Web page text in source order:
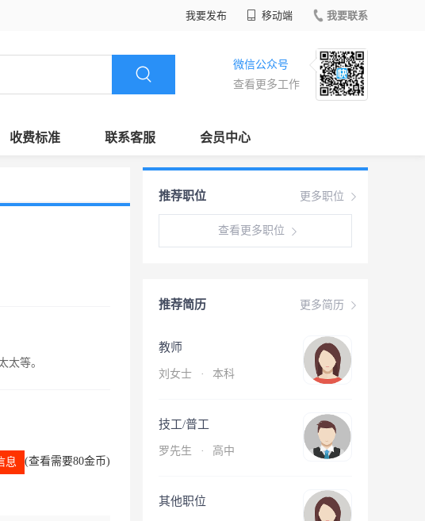
我要发布 移动端 我要联系
微信公众号
查看更多工作
收费标准 联系客服 会员中心
太等。
息 (查看需要80金币)
更多职位
推荐职位
查看更多职位
更多简历
推荐简历
教师
刘女士 · 本科
技工/普工
罗先生 · 高中
其他职位